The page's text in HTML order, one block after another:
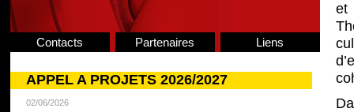
Contacts Partenaires Liens
APPEL A PROJETS 2026/2027
02/06/2026
et